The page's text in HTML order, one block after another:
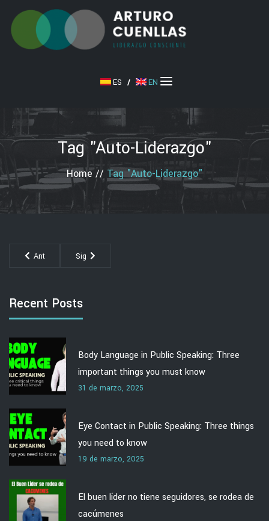
ES / EN
Tag "auto-Liderazgo"
Home// Tag "auto-Liderazgo"
Ant Sig
Recent Posts
Body Language in Public Speaking: Three
important things you must know
31 de marzo, 2025
Eye Contact in Public Speaking: Three things
you need to know
19 de marzo, 2025
El buen líder no tiene seguidores, se rodea de
cacúmenes